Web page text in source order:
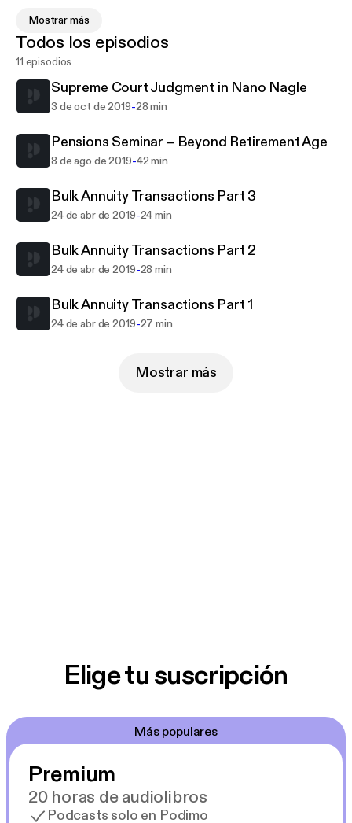
and benefits law. The podcasts are a key resource in
keeping up to date on developments in the area for
pension scheme trustees, employers, HR
practitioners, pensions and benefits professionals.
Mostrar más
Todos los episodios
11 episodios
Supreme Court Judgment in Nano Nagle
3 de oct de 2019-28 min
Pensions Seminar – Beyond Retirement Age
8 de ago de 2019-42 min
Bulk Annuity Transactions Part 3
24 de abr de 2019-24 min
Bulk Annuity Transactions Part 2
24 de abr de 2019-28 min
Bulk Annuity Transactions Part 1
24 de abr de 2019-27 min
Mostrar más
Elige tu suscripción
Más populares
Premium
20 horas de audiolibros
Podcasts solo en Podimo